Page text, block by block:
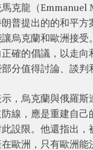
克龍（Emmanuel
普提出的的和平方
烏克蘭和歐洲接受
確的倡議，以走向
分值得討論、談判
，烏克蘭與俄羅斯
線，應是重建自己
設限。他還指出，
歐洲，只有歐洲能